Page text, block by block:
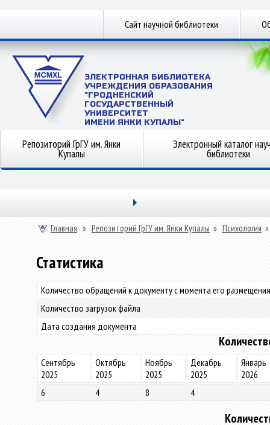
Сайт научной библиотеки
ЭЛЕКТРОННАЯ БИБЛИОТЕКА
УЧРЕЖДЕНИЯ ОБРАЗОВАНИЯ
"ГРОДНЕНСКИЙ
ГОСУДАРСТВЕННЫЙ
УНИВЕРСИТЕТ
ИМЕНИ ЯНКИ КУПАЛЫ"
Репозиторий ГрГУ им. Янки
Купалы
Электронный каталог
библиотеки
Главная » Репозиторий ГрГУ им. Янки Купалы » Психология »
Статистика
Количество обращений к документу с момента его
Количество загрузок файла
Дата создания документа
Сентябрь
2025
Октябрь
2025
Ноябрь
2025
Декабрь
2025
Январь
2026
6
4 8 4